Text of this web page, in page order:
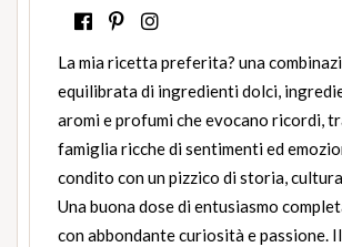
La mia ricetta preferita? una
equilibrata di ingredienti dolci,
aromi e profumi che evocano ricordi,
famiglia ricche di sentimenti ed
condito con un pizzico di storia,
Una buona dose di entusiasmo
con abbondante curiosità e passione.